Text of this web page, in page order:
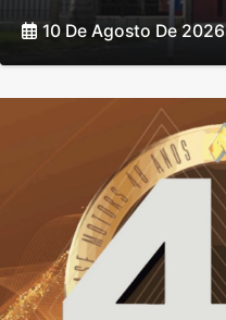
10 De Agosto De 2026